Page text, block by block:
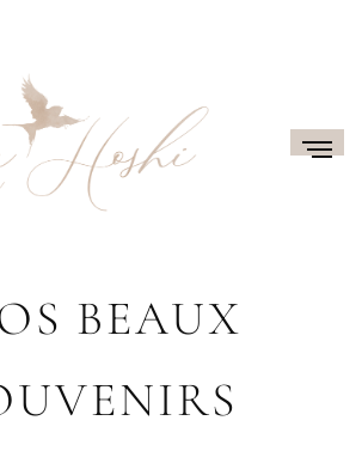
BEAUX